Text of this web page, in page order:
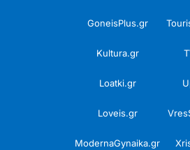
GoneisPlus.gr
Kultura.gr
Loatki.gr
Loveis.gr
ModernaGynaika.gr